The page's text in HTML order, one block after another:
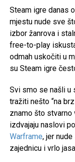
Steam igre danas
mjestu nude sve
izbor žanrova i
free-to-play
odmah uskočiti u
su Steam igre
Svi smo se našli u
tražiti nešto “na
znamo što
izdvajaju naslovi
Warframe, jer
zajednicu i vrlo